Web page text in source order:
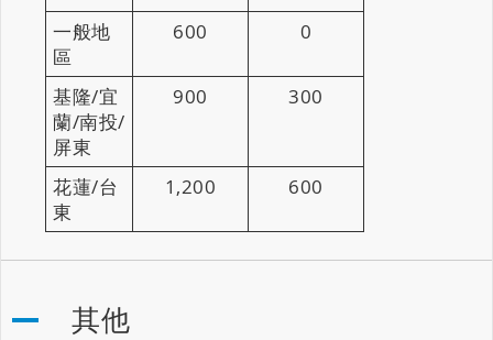
一般地
區
600 0
基隆/宜
蘭/南投/
屏東
900 300
花蓮/台
東
1,200 600
其他